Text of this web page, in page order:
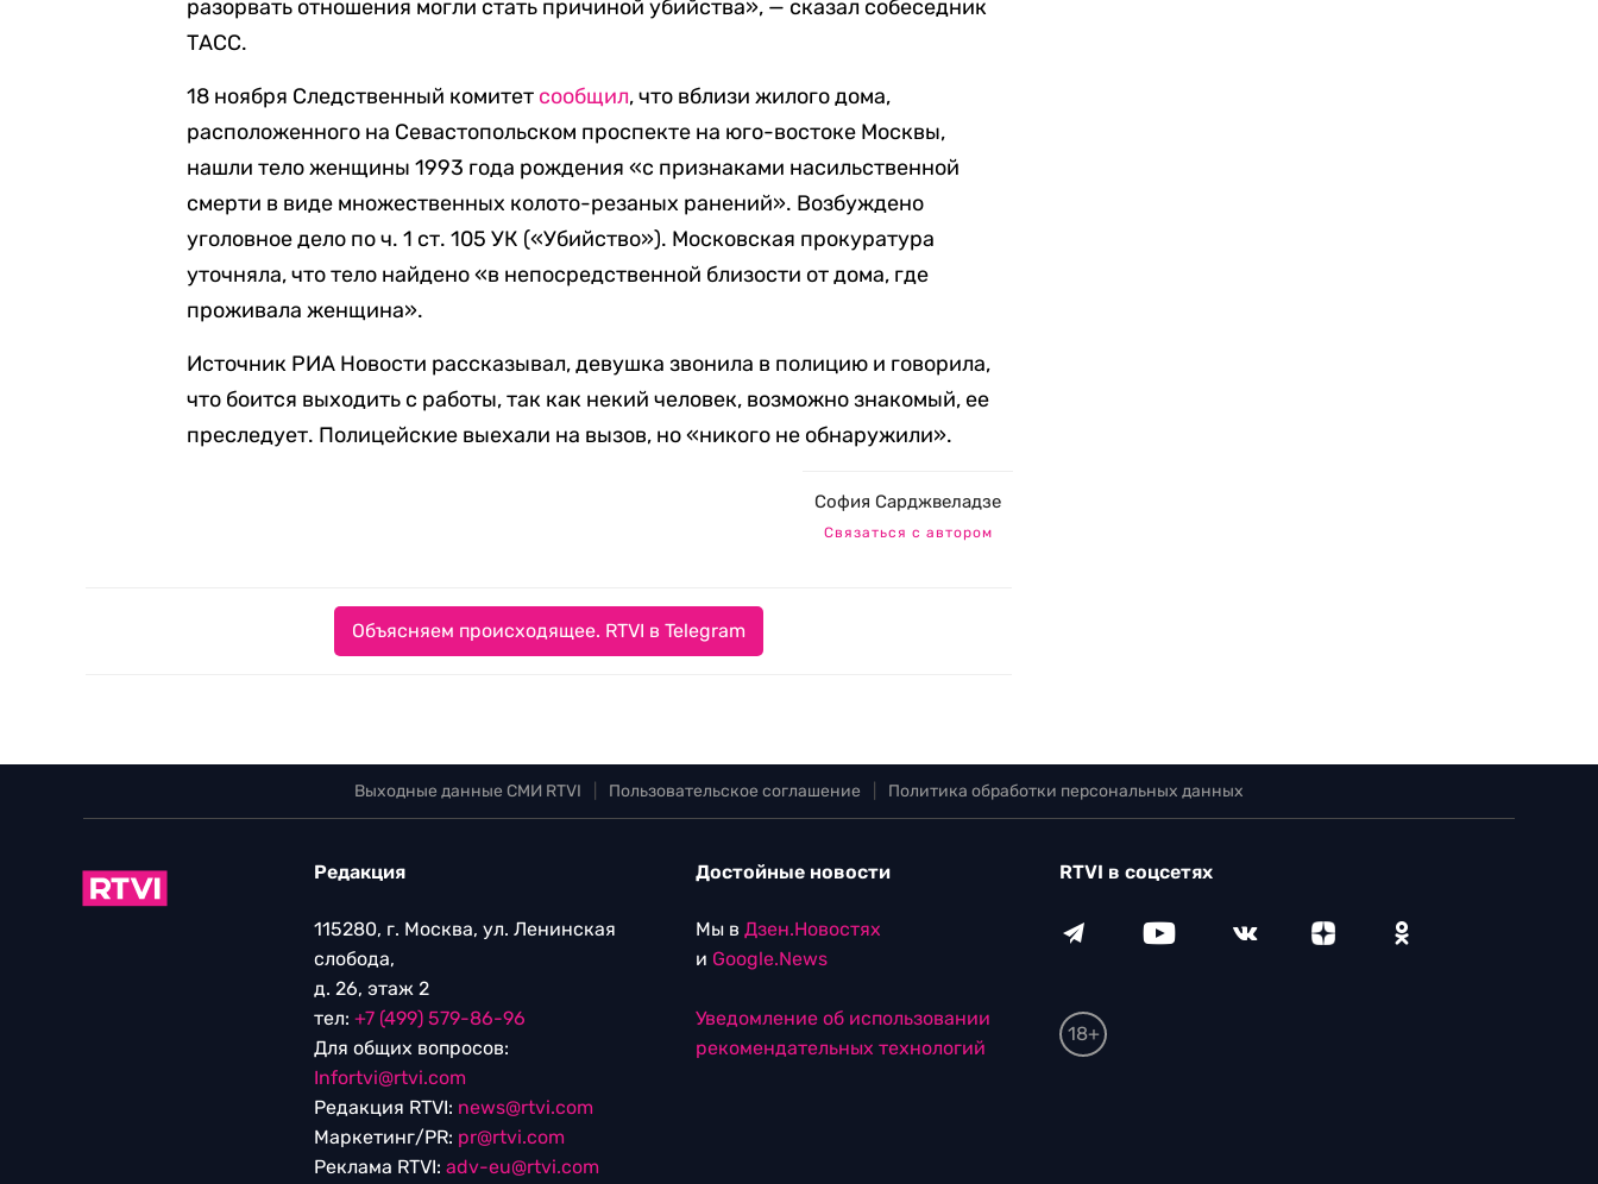
разорвать отношения могли стать причиной убийства», — сказал собеседник
ТАСС.
18 ноября Следственный комитет сообщил, что вблизи жилого дома,
расположенного на Севастопольском проспекте на юго-востоке Москвы,
нашли тело женщины 1993 года рождения «с признаками насильственной
смерти в виде множественных колото-резаных ранений». Возбуждено
уголовное дело по ч. 1 ст. 105 УК («Убийство»). Московская прокуратура
уточняла, что тело найдено «в непосредственной близости от дома, где
проживала женщина».
Источник РИА Новости рассказывал, девушка звонила в полицию и говорила,
что боится выходить с работы, так как некий человек, возможно знакомый, ее
преследует. Полицейские выехали на вызов, но «никого не обнаружили».
София Сарджвеладзе
Связаться с автором
Объясняем происходящее. RTVI в Telegram
Выходные данные СМИ RTVI Пользовательское соглашение Политика обработки персональных данных
Редакция
115280, г. Москва, ул. Ленинская
слобода,
д. 26, этаж 2
тел: +7 (499) 579-86-96
Для общих вопросов:
Infortvi@rtvi.com
Редакция RTVI: news@rtvi.com
Маркетинг/PR: pr@rtvi.com
Реклама RTVI: adv-eu@rtvi.com
Достойные новости
Мы в Дзен.Новостях
и Google.News
Уведомление об использовании
рекомендательных технологий
RTVI в соцсетях
18+